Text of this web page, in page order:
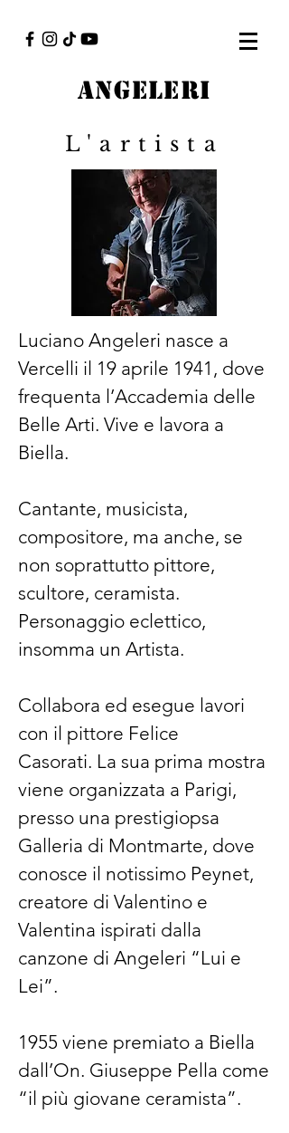
angeleri
L'artista
Luciano Angeleri nasce a
Vercelli il 19 aprile 1941, dove
frequenta l’Accademia delle
Belle Arti. Vive e lavora a
Biella.
Cantante, musicista,
compositore, ma anche, se
non soprattutto pittore,
scultore, ceramista.
Personaggio eclettico,
insomma un Artista.
Collabora ed esegue lavori
con il pittore Felice
Casorati. La sua prima mostra
viene organizzata a Parigi,
presso una prestigiopsa
Galleria di Montmarte, dove
conosce il notissimo Peynet,
creatore di Valentino e
Valentina ispirati dalla
canzone di Angeleri “Lui e
Lei”.
1955 viene premiato a Biella
dall’On. Giuseppe Pella come
“il più giovane ceramista”.